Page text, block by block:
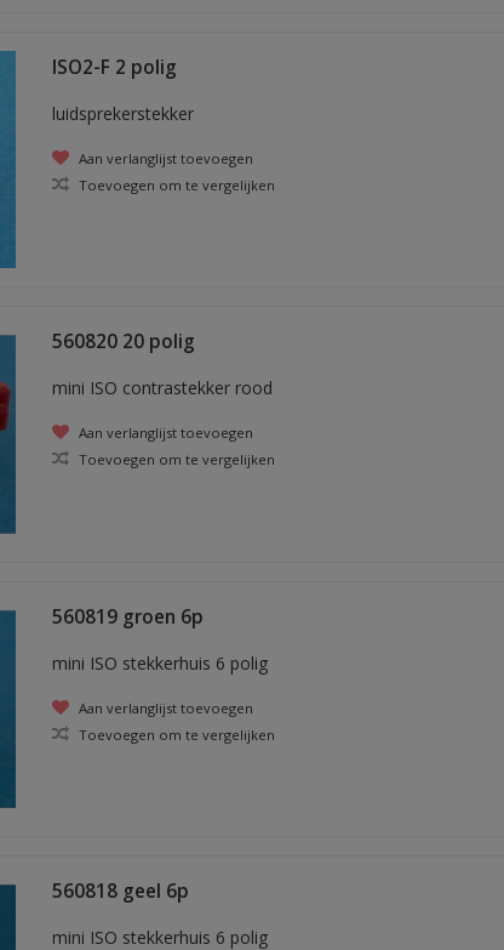
ISO2-F 2 polig
luidsprekerstekker
Aan verlanglijst toevoegen
Toevoegen om te vergelijken
560820 20 polig
mini ISO contrastekker rood
Aan verlanglijst toevoegen
Toevoegen om te vergelijken
560819 groen 6p
mini ISO stekkerhuis 6 polig
Aan verlanglijst toevoegen
Toevoegen om te vergelijken
560818 geel 6p
mini ISO stekkerhuis 6 polig